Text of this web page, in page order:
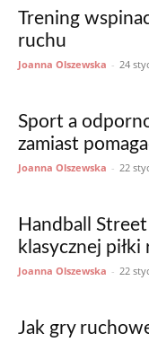
Trening
ruchu
Joanna Olszewska - 24
Sport a
zamiast
Joanna Olszewska - 22
Handball
klasycznej piłki
Joanna Olszewska - 22
Jak gry